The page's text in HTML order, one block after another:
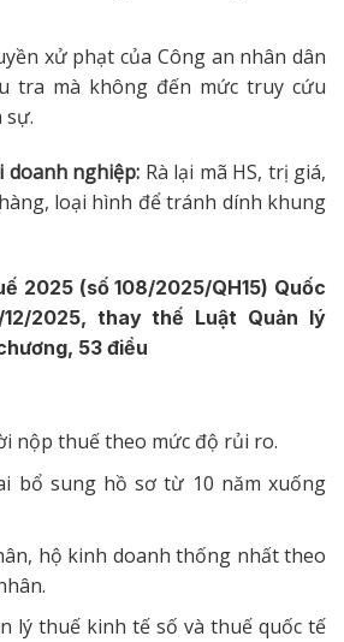
xử phạt của Công an nhân dân
tra mà không đến mức truy cứu
sự.
doanh nghiệp: Rà lại mã HS, trị giá,
loại hình để tránh dính khung
2025 (số 108/2025/QH15) Quốc
2025, thay thế Luật Quản lý
53 điều
nộp thuế theo mức độ rủi ro.
bổ sung hồ sơ từ 10 năm xuống
hộ kinh doanh thống nhất theo
lý thuế kinh tế số và thuế quốc tế